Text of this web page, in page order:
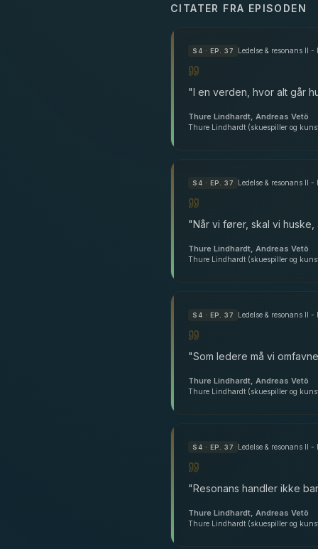
CITATER FRA EPISODEN
S4 · EP. 37 Ledelse & resonans II
"I en verden, hvor alt går
Thure Lindhardt, Andreas Vetö
Thure Lindhardt (skuespiller og
S4 · EP. 37 Ledelse & resonans II
"Når vi fører, skal vi
Thure Lindhardt, Andreas Vetö
Thure Lindhardt (skuespiller og
S4 · EP. 37 Ledelse & resonans II
"Som ledere må vi
Thure Lindhardt, Andreas Vetö
Thure Lindhardt (skuespiller og
S4 · EP. 37 Ledelse & resonans II
"Resonans handler ikke
Thure Lindhardt, Andreas Vetö
Thure Lindhardt (skuespiller og